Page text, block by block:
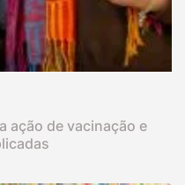
ação de vacinação e